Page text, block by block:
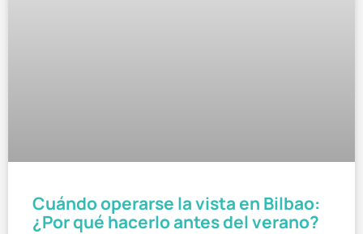
Cuándo operarse la vista en Bilbao:
¿Por qué hacerlo antes del verano?